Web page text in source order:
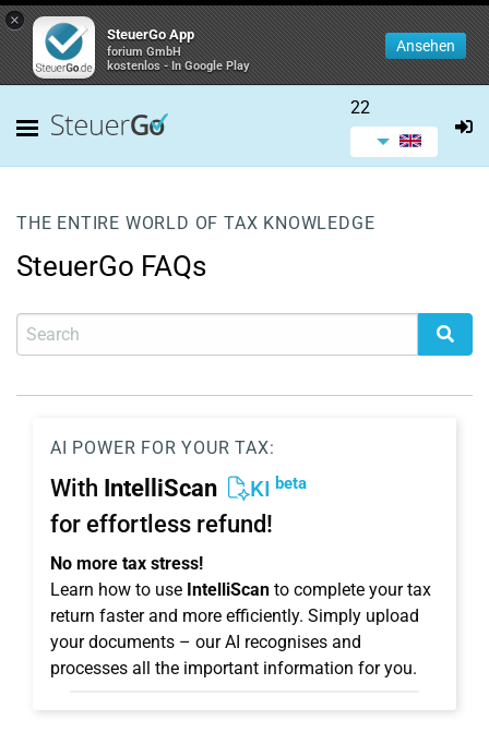
×
SteuerGo App
forium GmbH
kostenlos - In Google Play
Ansehen
22
THE ENTIRE WORLD OF TAX KNOWLEDGE
SteuerGo FAQs
AI POWER FOR YOUR TAX:
With IntelliScan KI beta
for effortless refund!
No more tax stress!
Learn how to use IntelliScan to complete your tax
return faster and more efficiently. Simply upload
your documents – our AI recognises and
processes all the important information for you.